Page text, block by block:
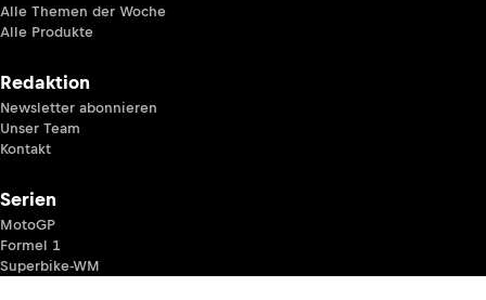
Alle Themen der Woche
Alle Produkte
Redaktion
Newsletter abonnieren
Unser Team
Kontakt
Serien
MotoGP
Formel 1
Superbike-WM